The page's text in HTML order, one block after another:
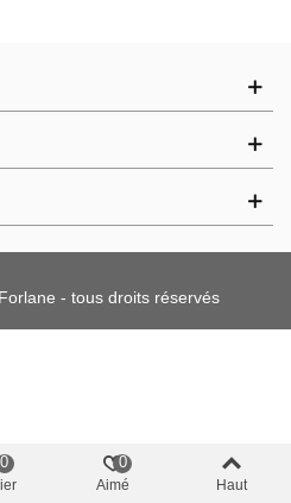
- tous droits réservés
0
Aimé
0
Haut